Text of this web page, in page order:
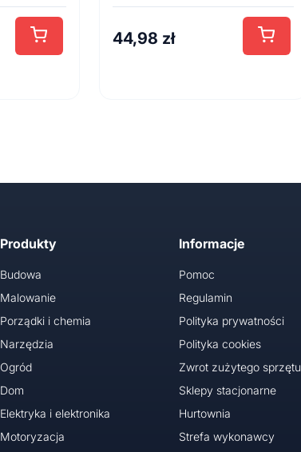
44,98 zł
Produkty
Budowa
Malowanie
Porządki i chemia
Narzędzia
Ogród
Dom
Elektryka i elektronika
Motoryzacja
Informacje
Pomoc
Regulamin
Polityka prywatności
Polityka cookies
Zwrot zużytego sprzętu
Sklepy stacjonarne
Hurtownia
Strefa wykonawcy